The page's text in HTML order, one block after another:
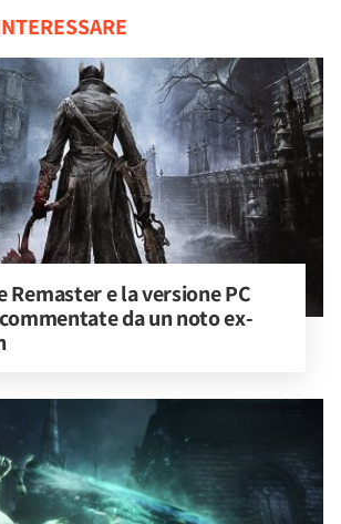
Remaster e la versione PC
da un noto ex-